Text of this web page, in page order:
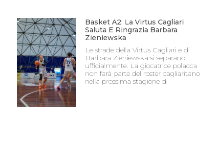
Basket A2: La Virtus Cagliari
Saluta E Ringrazia Barbara
Zieniewska
Le strade della Virtus Cagliari e di
Barbara Zieniewska si separano
ufficialmente. La giocatrice polacca
non farà parte del roster cagliaritano
nella prossima stagione di